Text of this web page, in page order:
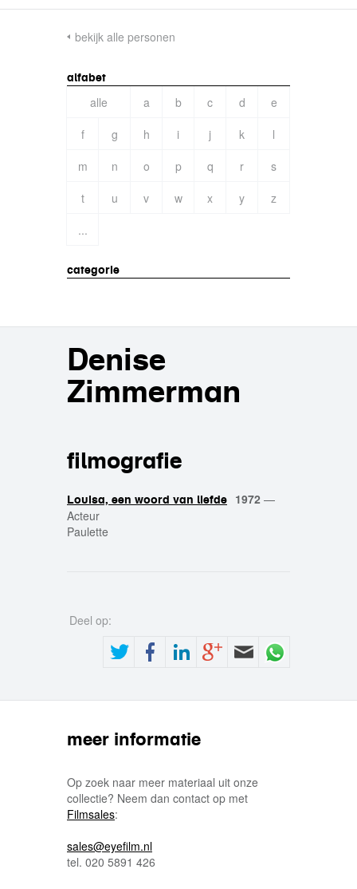
bekijk alle personen
alfabet
alle a b c d
e
f
g h i j k
l
m
n o p q r
s
t
u v w x y
z
...
categorie
Denise
Zimmerman
filmografie
Louisa, een woord van liefde 1972 —
Acteur
Paulette
Deel op:
meer informatie
Op zoek naar meer materiaal uit onze
collectie? Neem dan contact op met
Filmsales:
sales@eyefilm.nl
tel. 020 5891 426